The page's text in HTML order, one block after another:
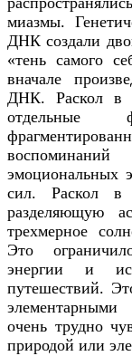
миазмы.
ДНК создали
«тень самого
вначале
ДНК. Раскол в
отдельные
эмоциональных
сил. Раскол в
разделяющую
трехмерное
Это
энергии и
путешествий.
элементарными
очень трудно
природой или